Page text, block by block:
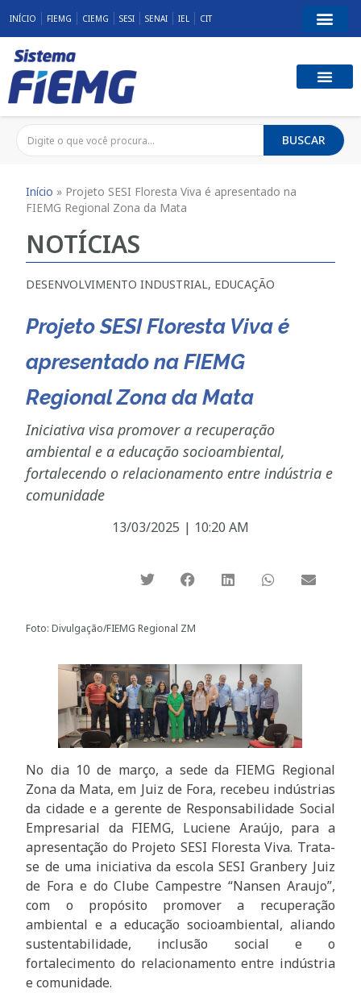
INÍCIO FIEMG CIEMG SESI SENAI IEL CIT
BUSCAR
Início » Projeto SESI Floresta Viva é apresentado na
FIEMG Regional Zona da Mata
NOTÍCIAS
DESENVOLVIMENTO INDUSTRIAL, EDUCAÇÃO
Projeto SESI Floresta Viva é
apresentado na FIEMG
Regional Zona da Mata
Iniciativa visa promover a recuperação
ambiental e a educação socioambiental,
fortalecendo o relacionamento entre indústria e
comunidade
13/03/2025 | 10:20 AM
Foto: Divulgação/FIEMG Regional ZM
No dia 10 de março, a sede da FIEMG Regional
Zona da Mata, em Juiz de Fora, recebeu indústrias
da cidade e a gerente de Responsabilidade Social
Empresarial da FIEMG, Luciene Araújo, para a
apresentação do Projeto SESI Floresta Viva. Trata-
se de uma iniciativa da escola SESI Granbery Juiz
de Fora e do Clube Campestre “Nansen Araujo”,
com o propósito promover a recuperação
ambiental e a educação socioambiental, aliando
sustentabilidade, inclusão social e o
fortalecimento do relacionamento entre indústria
e comunidade.